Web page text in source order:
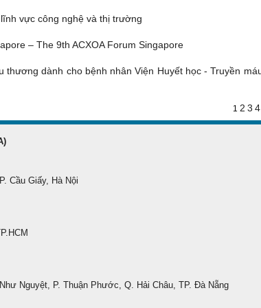
vực công nghệ và thị trường
– The 9th ACXOA Forum Singapore
dành cho bệnh nhân Viện Huyết học - Truyền
1 2 3 4
Cầu Giấy, Hà Nội
Nguyệt, P. Thuận Phước, Q. Hải Châu, TP. Đà Nẵng